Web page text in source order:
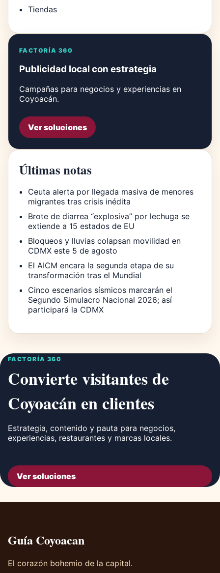
Tiendas
FACTORÍA 360
Publicidad local con estrategia
Campañas para negocios y experiencias en
Coyoacán.
Ver soluciones
Últimas notas
Ceuta alerta por llegada masiva de menores
migrantes tras crisis inédita
Brote de diarrea “explosiva” por lechuga se
extiende a 15 estados de EU
Bloqueos y lluvias colapsan movilidad en
CDMX este 5 de agosto
El AICM encara la segunda etapa de su
transformación tras el Mundial
Cinco escenarios sísmicos marcarán el
Segundo Simulacro Nacional 2026; así
participará la CDMX
FACTORÍA 360
Convierte visitantes de
Coyoacán en clientes
Estrategia, contenido y pauta para negocios,
experiencias, restaurantes y marcas locales.
Ver soluciones
Guía Coyoacan
El corazón bohemio de la capital.